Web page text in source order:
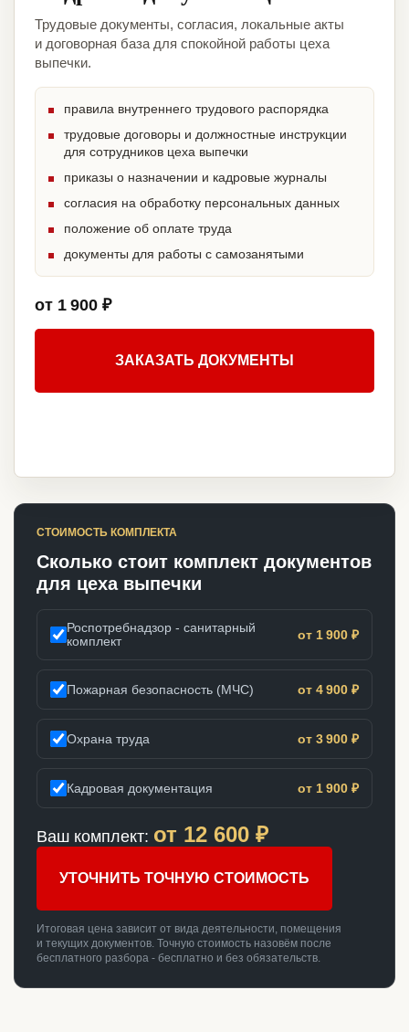
Трудовые документы, согласия, локальные акты
и договорная база для спокойной работы цеха
выпечки.
правила внутреннего трудового распорядка
трудовые договоры и должностные инструкции
для сотрудников цеха выпечки
приказы о назначении и кадровые журналы
согласия на обработку персональных данных
положение об оплате труда
документы для работы с самозанятыми
от 1 900 ₽
ЗАКАЗАТЬ ДОКУМЕНТЫ
СТОИМОСТЬ КОМПЛЕКТА
Сколько стоит комплект документов
для цеха выпечки
Роспотребнадзор - санитарный
комплект
от 1 900 ₽
Пожарная безопасность (МЧС) от 4 900 ₽
Охрана труда от 3 900 ₽
Кадровая документация от 1 900 ₽
Ваш комплект: от 12 600 ₽
УТОЧНИТЬ ТОЧНУЮ СТОИМОСТЬ
Итоговая цена зависит от вида деятельности, помещения
и текущих документов. Точную стоимость назовём после
бесплатного разбора - бесплатно и без обязательств.